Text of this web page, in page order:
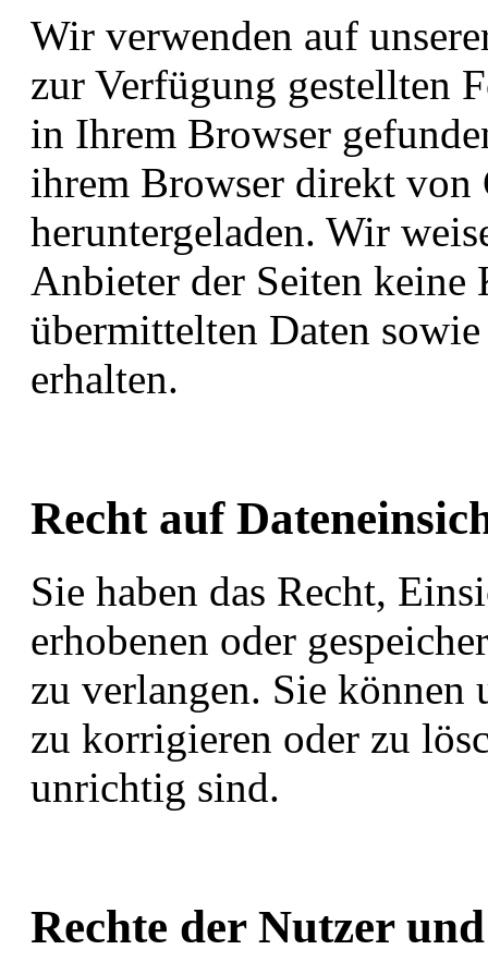
Wir verwenden auf
zur Verfügung gestellten
in Ihrem Browser
ihrem Browser direkt von
heruntergeladen. Wir
Anbieter der Seiten
übermittelten Daten
erhalten.
Recht auf
Sie haben das Recht,
erhobenen oder
zu verlangen. Sie können
zu korrigieren oder zu
unrichtig sind.
Rechte der Nutzer